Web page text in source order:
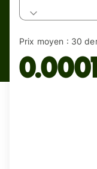
Prix moyen : 30